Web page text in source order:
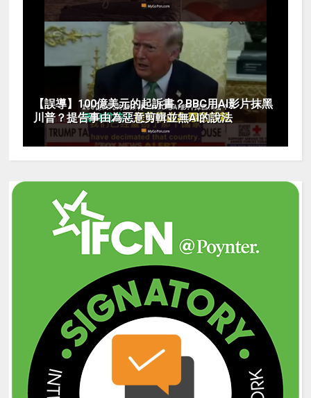
【誤導】100億美元的起訴書？BBC用AI影片抹黑
川普？提告事由為惡意剪輯並無AI的說法